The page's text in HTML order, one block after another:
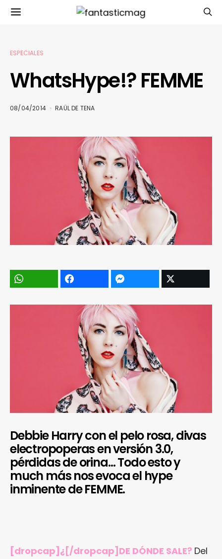
ESPECIALES
WhatsHype!? FEMME
08/04/2014 RAÜL DE TENA
Debbie Harry con el pelo rosa, divas
electropoperas en versión 3.0,
pérdidas de orina… Todo esto y
much más nos evoca el hype
inminente de FEMME.
[dropcap]¿[/dropcap]DE DÓNDE SALE? Del